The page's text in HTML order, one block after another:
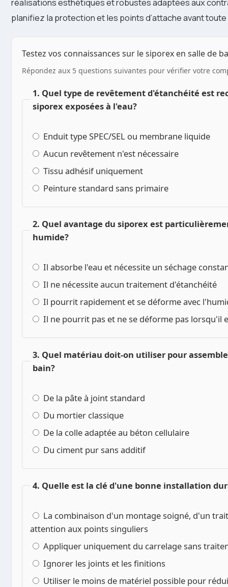
planifiez la protection et les points d’attache avant
Testez vos connaissances sur le siporex en salle de
Répondez aux 5 questions suivantes pour vérifier votre
1. Quel type de revêtement d'étanchéité est
siporex exposées à l'eau?
Enduit type SPEC/SEL ou membrane liquide
Aucun revêtement n'est nécessaire
Tissu adhésif uniquement
Peinture standard sans primaire
2. Quel avantage du siporex est
humide?
Il absorbe l'eau et nécessite un séchage
Il ne nécessite aucun traitement d'étanchéité
Il pourrit rapidement et se déforme avec
Il ne pourrit pas et ne se déforme pas lorsqu'il
3. Quel matériau doit-on utiliser pour
bain?
De la pâte à joint standard
Du mortier classique
De la colle adaptée au béton cellulaire
Du ciment pur sans additif
4. Quelle est la clé d'une bonne installation
La combinaison d'un montage soigné, d'un
attention aux points singuliers
Appliquer uniquement du carrelage sans
Ignorer les joints et les finitions
Utiliser le moins de matériel possible pour